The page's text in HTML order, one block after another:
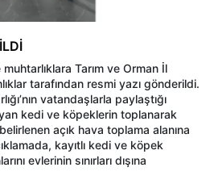
Tarım ve Orman İl
tarafından resmi yazı gönderildi.
vatandaşlarla paylaştığı
kedi ve köpeklerin toplanarak
açık hava toplama alanına
kayıtlı kedi ve köpek
evlerinin sınırları dışına